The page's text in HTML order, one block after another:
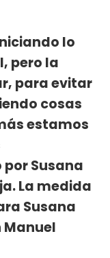
lo
pero la
para evitar
cosas
estamos
Susana
La medida
Susana
Manuel